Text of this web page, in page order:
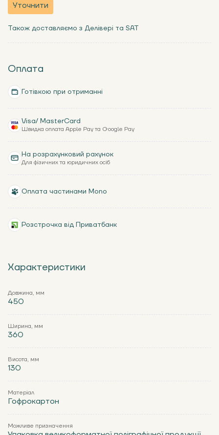
Характеристики
Довжина, мм
450
Ширина, мм
360
Висота, мм
130
Матеріал
Гофрокартон
Можливе призначення
Уточнити
Також доставляємо з Делівері та SAT
Оплата
Готівкою при отриманні
Visa/ MasterCard
Швидка оплата Apple Pay та Google Pay
На розрахунковий рахунок
Для фізичних та юридичних осіб
Оплата частинами Mono
Розстрочка від Приватбанк